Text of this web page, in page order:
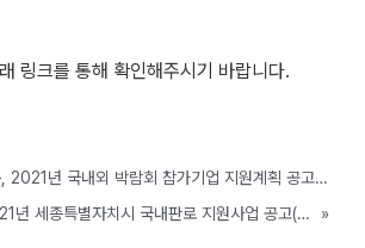
링크를 통해 확인해주시기 바랍니다.
[지원사업] 송파구, 2021년 국내외 박람회 참가기업 지원계획 공고 (~ 3/10 까지)
[지원사업] 세종, 2021년 세종특별자치시 국내판로 지원사업 공고( ~12월)
»